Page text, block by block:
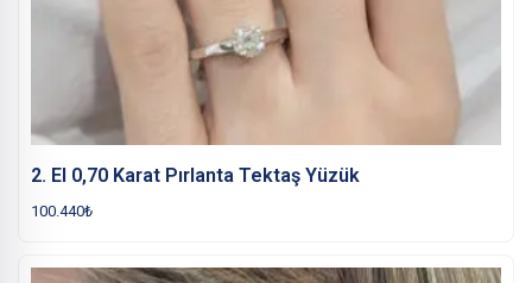
2. El 0,70 Karat Pırlanta Tektaş Yüzük
100.440₺